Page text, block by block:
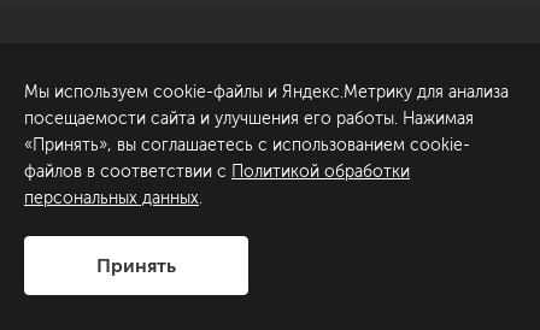
Обсудить проект
ул. Академика Павлова, 6
к1
+7 (812) 200-95-55
Сделано в
Мы используем cookie-файлы и Яндекс.Метрику для анализа
посещаемости сайта и улучшения его работы. Нажимая
«Принять», вы соглашаетесь с использованием cookie-
файлов в соответствии с Политикой обработки
персональных данных.
Принять